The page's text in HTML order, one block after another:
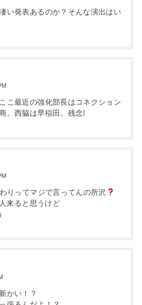
い発表あるのか？そんな演出はい
こ最近の強化部長はコネクション
。西脇は早稲田。残念!
りってマジで言ってんの所沢
来ると思うけど
かい！？